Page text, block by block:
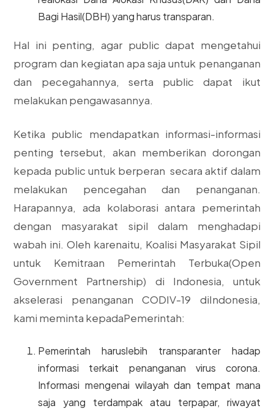
Bagi Hasil(DBH) yang harus transparan.
Hal ini penting, agar public dapat mengetahui
program dan kegiatan apa saja untuk penanganan
dan pecegahannya, serta public dapat ikut
melakukan pengawasannya.
Ketika public mendapatkan informasi-informasi
penting tersebut, akan memberikan dorongan
kepada public untuk berperan secara aktif dalam
melakukan pencegahan dan penanganan.
Harapannya, ada kolaborasi antara pemerintah
dengan masyarakat sipil dalam menghadapi
wabah ini. Oleh karenaitu, Koalisi Masyarakat Sipil
untuk Kemitraan Pemerintah Terbuka(Open
Government Partnership) di Indonesia, untuk
akselerasi penanganan CODIV-19 diIndonesia,
kami meminta kepadaPemerintah:
Pemerintah haruslebih transparanter hadap
informasi terkait penanganan virus corona.
Informasi mengenai wilayah dan tempat mana
saja yang terdampak atau terpapar, riwayat